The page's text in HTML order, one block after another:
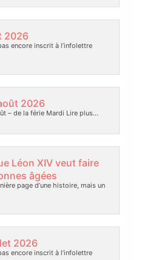
2026
encore inscrit à l’infolettre
2026
– de la férie Mardi Lire plus…
Léon XIV veut faire
âgées
page d’une histoire, mais un
2026
encore inscrit à l’infolettre